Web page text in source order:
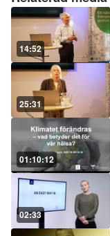
14:52
25:31
01:10:12
02:33